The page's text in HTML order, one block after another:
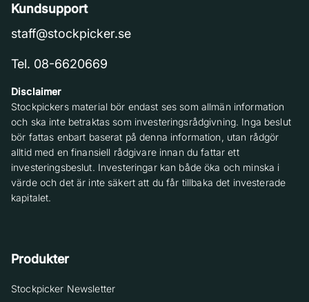
Kundsupport
staff@stockpicker.se
Tel. 08-6620669
Disclaimer
Stockpickers material bör endast ses som allmän information
och ska inte betraktas som investeringsrådgivning. Inga beslut
bör fattas enbart baserat på denna information, utan rådgör
alltid med en finansiell rådgivare innan du fattar ett
investeringsbeslut. Investeringar kan både öka och minska i
värde och det är inte säkert att du får tillbaka det investerade
kapitalet.
Produkter
Stockpicker Newsletter